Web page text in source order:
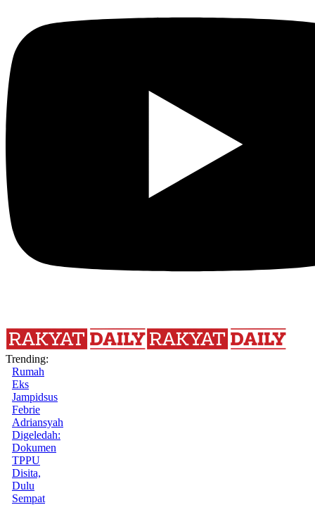
Trending:
Rumah
Eks
Jampidsus
Febrie
Adriansyah
Digeledah:
Dokumen
TPPU
Disita,
Dulu
Sempat